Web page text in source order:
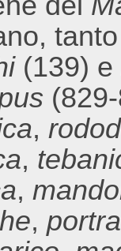
(139) e
,
,
,
,